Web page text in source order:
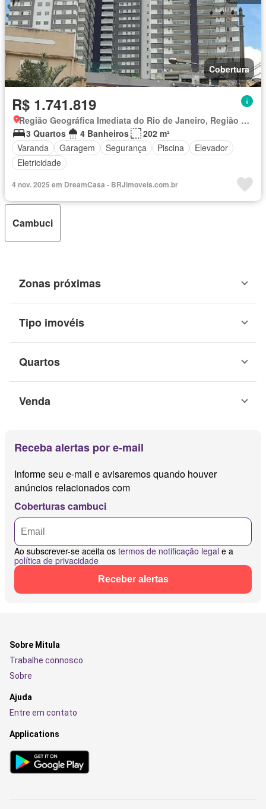
Cobertura
R$ 1.741.819
Região Geográfica Imediata do Rio de Janeiro, Região Metropolitana do Rio de Janeiro
3 Quartos
4 Banheiros
202 m²
Varanda
Garagem Segurança Piscina
Elevador
Eletricidade
4 nov. 2025 em DreamCasa - BRJimoveis.com.br
Cambuci
Zonas próximas
Tipo imovéis
Quartos
Venda
Receba alertas por e-mail
Informe seu e-mail e avisaremos quando houver
anúncios relacionados com
Coberturas cambuci
Ao subscrever-se aceita os termos de notificação legal e a
política de privacidade
Receber alertas
Sobre Mitula
Trabalhe connosco
Sobre
Ajuda
Entre em contato
Applications